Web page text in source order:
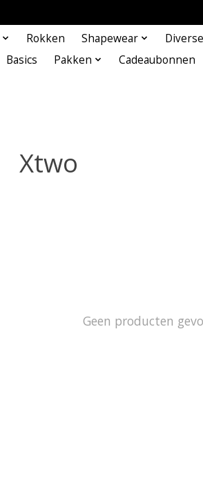
Rokken Shapewear
Basics Pakken Cadeaubonnen
Xtwo
Geen producten